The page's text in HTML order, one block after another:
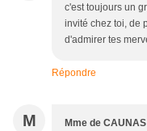
c'est toujours un
invité chez toi, de
d'admirer tes
Répondre
M Mme de CAUNAS